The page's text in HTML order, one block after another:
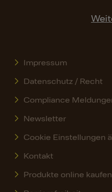
Impressum
Datenschutz / Recht
Compliance
Newsletter
Cookie Einstellungen
Kontakt
Produkte online kaufen